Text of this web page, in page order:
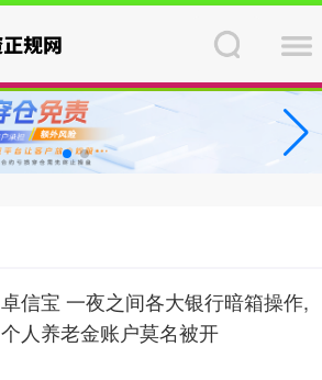
卓信宝 一夜之间各大银行暗箱操作,
个人养老金账户莫名被开